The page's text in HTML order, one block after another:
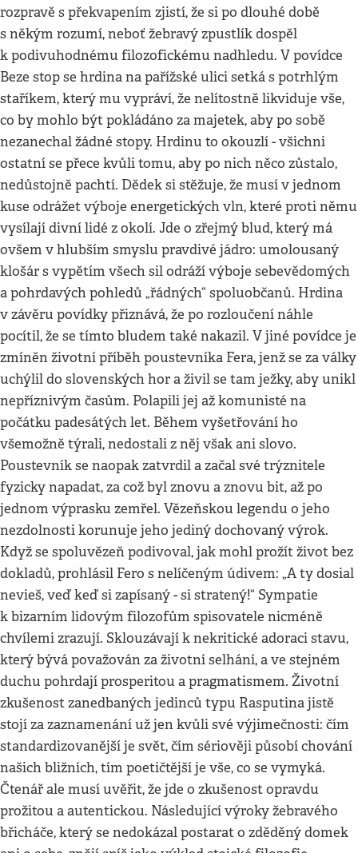
rozpravě s překvapením zjistí, že si po dlouhé době
s někým rozumí, neboť žebravý zpustlík dospěl
k podivuhodnému filozofickému nadhledu. V povídce
Beze stop se hrdina na pařížské ulici setká s potrhlým
staříkem, který mu vypráví, že nelítostně likviduje vše,
co by mohlo být pokládáno za majetek, aby po sobě
nezanechal žádné stopy. Hrdinu to okouzlí - všichni
ostatní se přece kvůli tomu, aby po nich něco zůstalo,
nedůstojně pachtí. Dědek si stěžuje, že musí v jednom
kuse odrážet výboje energetických vln, které proti němu
vysílají divní lidé z okolí. Jde o zřejmý blud, který má
ovšem v hlubším smyslu pravdivé jádro: umolousaný
klošár s vypětím všech sil odráží výboje sebevědomých
a pohrdavých pohledů „řádných“ spoluobčanů. Hrdina
v závěru povídky přiznává, že po rozloučení náhle
pocítil, že se tímto bludem také nakazil. V jiné povídce je
zmíněn životní příběh poustevníka Fera, jenž se za války
uchýlil do slovenských hor a živil se tam ježky, aby unikl
nepříznivým časům. Polapili jej až komunisté na
počátku padesátých let. Během vyšetřování ho
všemožně týrali, nedostali z něj však ani slovo.
Poustevník se naopak zatvrdil a začal své trýznitele
fyzicky napadat, za což byl znovu a znovu bit, až po
jednom výprasku zemřel. Vězeňskou legendu o jeho
nezdolnosti korunuje jeho jediný dochovaný výrok.
Když se spoluvězeň podivoval, jak mohl prožít život bez
dokladů, prohlásil Fero s nelíčeným údivem: „A ty dosial
nevieš, veď keď si zapísaný - si stratený!“ Sympatie
k bizarním lidovým filozofům spisovatele nicméně
chvílemi zrazují. Sklouzávají k nekritické adoraci stavu,
který bývá považován za životní selhání, a ve stejném
duchu pohrdají prosperitou a pragmatismem. Životní
zkušenost zanedbaných jedinců typu Rasputina jistě
stojí za zaznamenání už jen kvůli své výjimečnosti: čím
standardizovanější je svět, čím sériověji působí chování
našich bližních, tím poetičtější je vše, co se vymyká.
Čtenář ale musí uvěřit, že jde o zkušenost opravdu
prožitou a autentickou. Následující výroky žebravého
břicháče, který se nedokázal postarat o zděděný domek